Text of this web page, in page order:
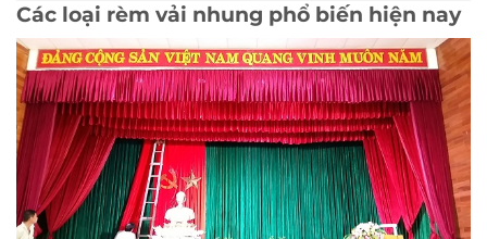
Các loại rèm vải nhung phổ biến hiện nay